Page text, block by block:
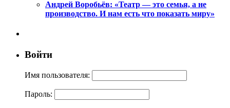
Андрей Воробьёв: «Театр — это семья, а не
производство. И нам есть что показать миру»
Войти
Имя пользователя:
Пароль: